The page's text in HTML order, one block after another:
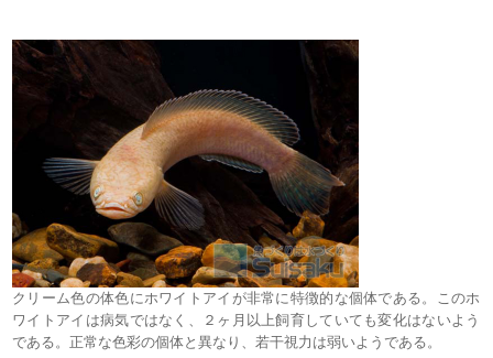
クリーム色の体色にホワイトアイが非常に特徴的な個体である。このホ
ワイトアイは病気ではなく、２ヶ月以上飼育していても変化はないよう
である。正常な色彩の個体と異なり、若干視力は弱いようである。